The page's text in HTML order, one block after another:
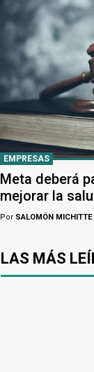
EMPRESAS
Meta deberá
mejorar la
Por SALOMÓN MICHITTE
LAS MÁS